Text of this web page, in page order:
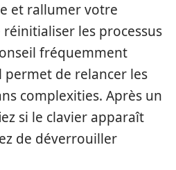
et rallumer votre
les processus
fréquemment
permet de relancer les
complexities. Après un
si le clavier apparaît
de déverrouiller